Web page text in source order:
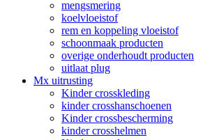
mengsmering
koelvloeistof
rem en koppeling vloeistof
schoonmaak producten
overige onderhoudt producten
uitlaat plug
Mx uitrusting
Kinder crosskleding
kinder crosshanschoenen
Kinder crossbescherming
kinder crosshelmen